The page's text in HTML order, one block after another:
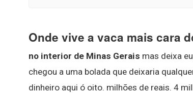
Onde vive a vaca mais cara
no interior de Minas Gerais mas deixa
chegou a uma bolada que deixaria
dinheiro aqui ó oito. milhões de reais. 4